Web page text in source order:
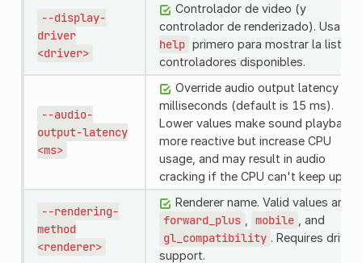
--display-
driver
<driver>
Controlador de video (y
controlador de renderizado). Usa
help primero para mostrar la lista
controladores disponibles.
--audio-
output-latency
<ms>
Override audio output latency in
milliseconds (default is 15 ms).
Lower values make sound playback
more reactive but increase CPU
usage, and may result in audio
cracking if the CPU can't keep up.
--rendering-
method
<renderer>
Renderer name. Valid values are
forward_plus mobile , and
gl_compatibility . Requires driver
support.